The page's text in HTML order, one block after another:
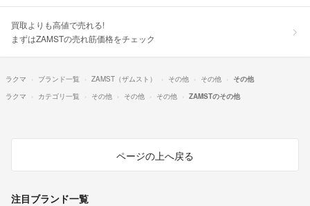
買取よりも高値で売れる!
まずはZAMSTの売れ筋価格をチェック
ラクマ ブランド一覧 ZAMST（ザムスト） その他 その他
その他
ラクマ
カテゴリ一覧 その他 その他 その他 ZAMSTのその他
ページの上へ戻る
注目ブランド一覧